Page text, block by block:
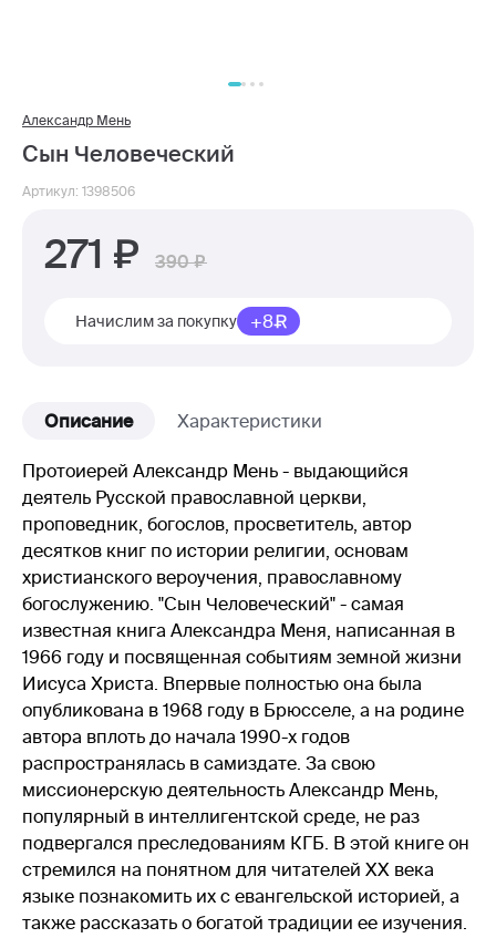
Александр Мень
Сын Человеческий
Артикул: 1398506
271 390
Начислим за покупку +8
Описание Характеристики
Протоиерей Александр Мень - выдающийся
деятель Русской православной церкви,
проповедник, богослов, просветитель, автор
десятков книг по истории религии, основам
христианского вероучения, православному
богослужению. "Сын Человеческий" - самая
известная книга Александра Меня, написанная в
1966 году и посвященная событиям земной жизни
Иисуса Христа. Впервые полностью она была
опубликована в 1968 году в Брюсселе, а на родине
автора вплоть до начала 1990-х годов
распространялась в самиздате. За свою
миссионерскую деятельность Александр Мень,
популярный в интеллигентской среде, не раз
подвергался преследованиям КГБ. В этой книге он
стремился на понятном для читателей XX века
языке познакомить их с евангельской историей, а
также рассказать о богатой традиции ее изучения.